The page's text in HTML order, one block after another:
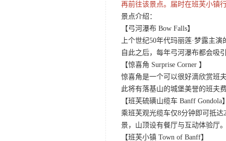
再前往该景点。届时在班芙小镇
景点介绍：
【弓河瀑布 Bow Falls】
上个世纪50年代玛丽莲·梦露主
自此之后，每年弓河瀑布都会吸
【惊喜角 Surprise Corner 】
惊喜角是一个可以很好滴欣赏班
此将有落基山的城堡美誉的班夫
【班芙硫磺山缆车 Banff Gondola
乘班芙观光缆车仅8分钟即可抵
景，山顶设有餐厅与互动体验厅
【班芙小镇 Town of Banff】